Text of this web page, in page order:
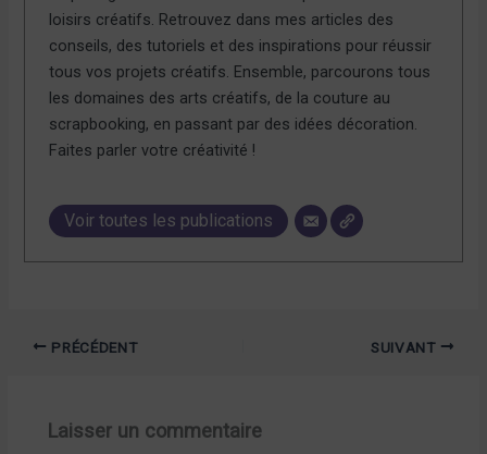
loisirs créatifs. Retrouvez dans mes articles des
conseils, des tutoriels et des inspirations pour réussir
tous vos projets créatifs. Ensemble, parcourons tous
les domaines des arts créatifs, de la couture au
scrapbooking, en passant par des idées décoration.
Faites parler votre créativité !
Voir toutes les publications
PRÉCÉDENT SUIVANT
Laisser un commentaire